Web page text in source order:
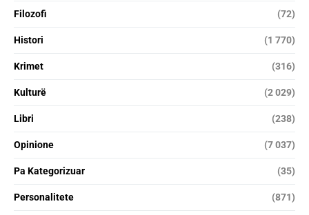
Filozofi (72)
Histori (1 770)
Krimet (316)
Kulturë (2 029)
Libri (238)
Opinione (7 037)
Pa Kategorizuar (35)
Personalitete (871)